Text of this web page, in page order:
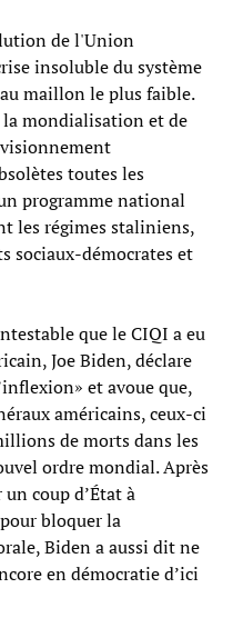
de l'Union
insoluble du système
maillon le plus faible.
la mondialisation et de
toutes les
programme national
les régimes staliniens,
sociaux-démocrates et
que le CIQI a eu
Joe Biden, déclare
et avoue que,
américains, ceux-ci
de morts dans les
ordre mondial. Après
coup d’État à
bloquer la
Biden a aussi dit ne
en démocratie d’ici